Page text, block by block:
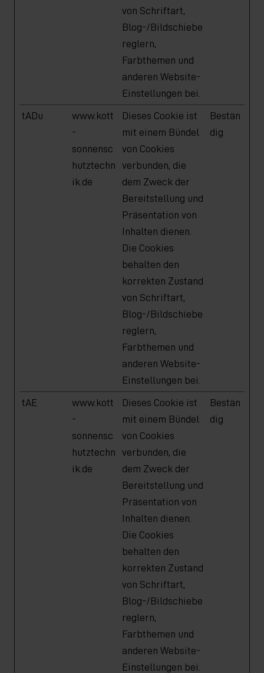
von Schriftart,
Blog-/Bildschiebe
reglern,
Farbthemen und
anderen Website-
Einstellungen bei.
tADu
www.kott
-
sonnensc
hutztechn
ik.de
Dieses Cookie ist
mit einem Bündel
von Cookies
verbunden, die
dem Zweck der
Bereitstellung und
Präsentation von
Inhalten dienen.
Die Cookies
behalten den
korrekten Zustand
von Schriftart,
Blog-/Bildschiebe
reglern,
Farbthemen und
anderen Website-
Einstellungen bei.
Bestän
dig
tAE
www.kott
-
sonnensc
hutztechn
ik.de
Dieses Cookie ist
mit einem Bündel
von Cookies
verbunden, die
dem Zweck der
Bereitstellung und
Präsentation von
Inhalten dienen.
Die Cookies
behalten den
korrekten Zustand
von Schriftart,
Blog-/Bildschiebe
reglern,
Farbthemen und
anderen Website-
Einstellungen bei.
Bestän
dig